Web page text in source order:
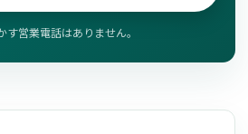
す営業電話はありません。